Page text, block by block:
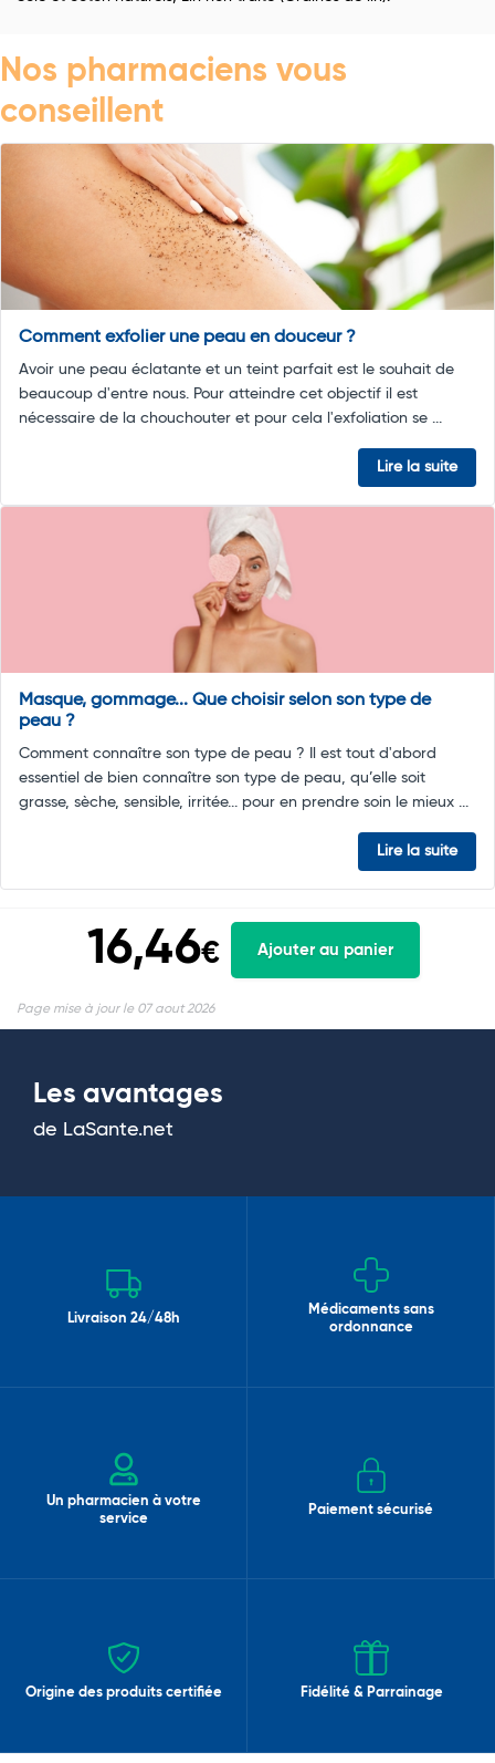
Nos pharmaciens vous
conseillent
Comment exfolier une peau en douceur ?
Avoir une peau éclatante et un teint parfait est le souhait de
beaucoup d'entre nous. Pour atteindre cet objectif il est
nécessaire de la chouchouter et pour cela l'exfoliation se ...
Lire la suite
Masque, gommage... Que choisir selon son type de
peau ?
Comment connaître son type de peau ? Il est tout d'abord
essentiel de bien connaître son type de peau, qu’elle soit
grasse, sèche, sensible, irritée... pour en prendre soin le mieux ...
Lire la suite
16,46€ Ajouter au panier
Page mise à jour le 07 aout 2026
Les avantages
de LaSante.net
Livraison 24/48h
Médicaments sans
ordonnance
Un pharmacien à votre
service
Paiement sécurisé
Origine des produits certifiée Fidélité & Parrainage